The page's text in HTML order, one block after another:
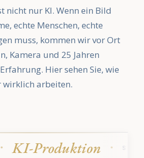
nicht nur KI. Wenn ein Bild
echte Menschen, echte
muss, kommen wir vor Ort
Kamera und 25 Jahren
Hier sehen Sie, wie
wirklich arbeiten.
· KÄRCHER ·